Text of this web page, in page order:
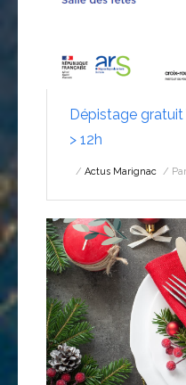
Dépistage gratuit
> 12h
Actus Marignac